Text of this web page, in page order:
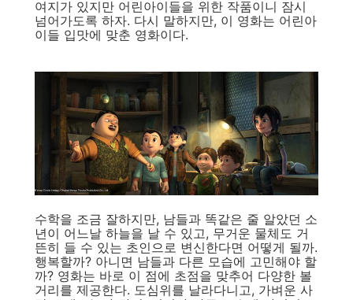
여지가 있지만 어린아이들을 위한 작품이니 잠시
넘어가도록 하자. 다시 말하지만, 이 영화는 어린아
이들 입맛에 맞춘 영화이다.
수학을 조금 잘하지만, 남들과 똑같은 줄 알았던 소
년이 어느날 하늘을 날 수 있고, 무거운 물체도 거
뜬히 들 수 있는 초인으로 변신한다면 어떻게 될까.
행복할까? 아니면 남들과 다른 모습에 고민해야 할
까? 영화는 바로 이 점에 초점을 맞추어 다양한 볼
거리를 제공한다. 도심위를 날라다니고, 가벼운 사